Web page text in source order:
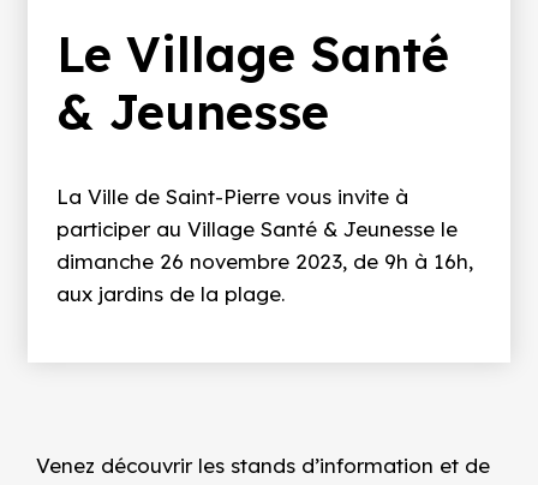
Le Village Santé
& Jeunesse
La Ville de Saint-Pierre vous invite à
participer au Village Santé & Jeunesse le
dimanche 26 novembre 2023, de 9h à 16h,
aux jardins de la plage.
Venez découvrir les stands d’information et de